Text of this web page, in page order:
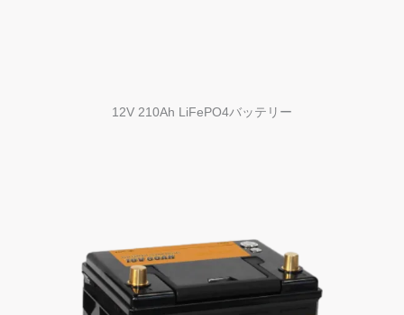
12V 210Ah LiFePO4バッテリー